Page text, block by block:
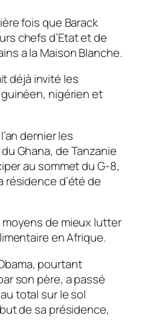
fois que Barack
chefs d’Etat et de
a la Maison Blanche.
déjà invité les
nigérien et
dernier les
Ghana, de Tanzanie
au sommet du G-8,
résidence d’été de
de mieux lutter
en Afrique.
pourtant
son père, a passé
total sur le sol
de sa présidence,